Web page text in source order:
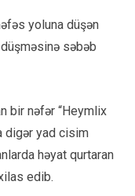
yoluna düşən
səbəb
bir nəfər “Heymlix
digər yad cisim
həyat qurtaran
edib.